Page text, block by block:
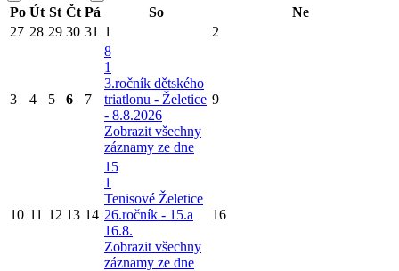
Po Út St Čt Pá So
Ne
27 28 29 30 31 1 2
3 4 5 6 7
8
1
3.ročník dětského
triatlonu - Želetice
- 8.8.2026
Zobrazit všechny
záznamy ze dne
9
10 11 12 13 14
15
1
Tenisové Želetice
26.ročník - 15.a
16.8.
Zobrazit všechny
záznamy ze dne
16